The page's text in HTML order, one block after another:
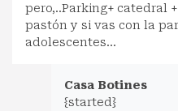
pero,..Parking+ catedral
pastón y si vas con la
adolescentes...
Casa Botines
{started}